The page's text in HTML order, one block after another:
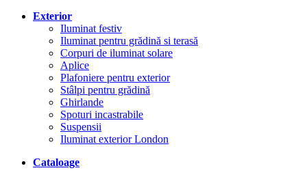
Exterior
Iluminat festiv
Iluminat pentru grădină si terasă
Corpuri de iluminat solare
Aplice
Plafoniere pentru exterior
Stâlpi pentru grădină
Ghirlande
Spoturi incastrabile
Suspensii
Iluminat exterior London
Cataloage